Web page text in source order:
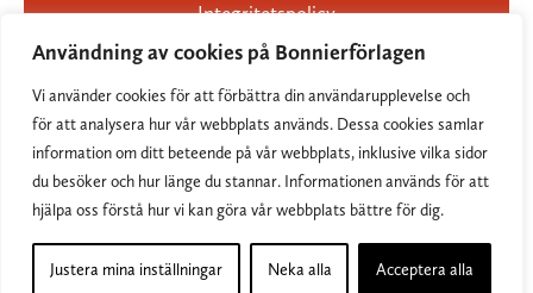
Användning av cookies på Bonnierförlagen
Vi använder cookies för att förbättra din användarupplevelse och
för att analysera hur vår webbplats används. Dessa cookies samlar
information om ditt beteende på vår webbplats, inklusive vilka sidor
du besöker och hur länge du stannar. Informationen används för att
hjälpa oss förstå hur vi kan göra vår webbplats bättre för dig.
Justera mina inställningar Neka alla Acceptera alla
Integritetspolicy